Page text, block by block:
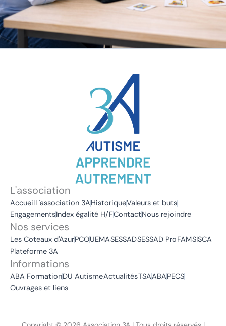
L'association
AccueilL'association 3AHistoriqueValeurs et buts
EngagementsIndex égalité H/FContactNous rejoindre
Nos services
Les Coteaux d'AzurPCOUEMASESSADSESSAD ProFAMSISCA
Plateforme 3A
Informations
ABA FormationDU AutismeActualitésTSAABAPECS
Ouvrages et liens